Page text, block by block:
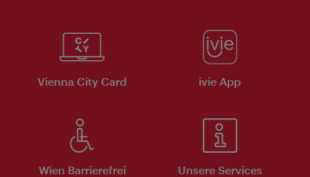
Vienna City Card ivie App
Wien Barrierefrei Unsere Services